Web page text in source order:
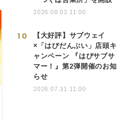
2026.08.03 11:00
10
【大好評】サブウェイ
×「はぴだんぶい」店頭キ
ャンペーン 『はぴサブサ
マー！』第2弾開催のお知
らせ
2026.07.31 11:00